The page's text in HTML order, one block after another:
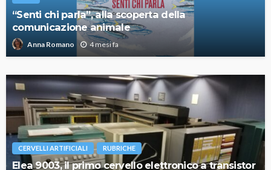
“Senti chi parla”, alla scoperta della
comunicazione animale
Anna Romano 4 mesi fa
CERVELLI ARTIFICIALI RUBRICHE
Elea 9003, il primo cervello elettronico a transistor